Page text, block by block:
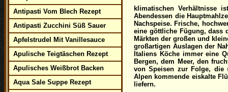
Antipasti Vom Blech Rezept
Antipasti Zucchini Süß Sauer
Apfelstrudel Mit Vanillesauce
Apulische Teigtäschen Rezept
Apulisches Weißbrot Backen
Aqua Sale Suppe Rezept
klimatischen Verhältnisse
Abendessen die
Nachspeise. Frische,
eine göttliche Fügung, dass
Märkten der großen und
großartigen Auslagen der
Italiens Köche immer eine
Bergen, dem Meer, den
von Speisen zur Folge, die
Alpen kommende eiskalte
liefern.